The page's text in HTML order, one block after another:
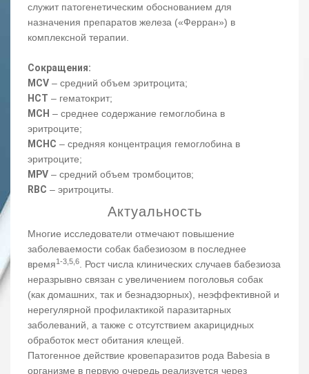
служит патогенетическим обоснованием для
назначения препаратов железа («Ферран») в
комплексной терапии.
Сокращения:
MCV ‒ средний объем эритроцита;
HCT ‒ гематокрит;
MCH ‒ среднее содержание гемоглобина в
эритроците;
MCHC ‒ средняя концентрация гемоглобина в
эритроците;
MPV ‒ средний объем тромбоцитов;
RBC ‒ эритроциты.
Актуальность
Многие исследователи отмечают повышение
заболеваемости собак бабезиозом в последнее
время1-3,5,6. Рост числа клинических случаев бабезиоза
неразрывно связан с увеличением поголовья собак
(как домашних, так и безнадзорных), неэффективной и
нерегулярной профилактикой паразитарных
заболеваний, а также с отсутствием акарицидных
обработок мест обитания клещей.
Патогенное действие кровепаразитов рода Babesia в
организме в первую очередь реализуется через